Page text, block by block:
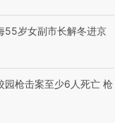
55岁女副市长解冬进京
园枪击案至少6人死亡 枪